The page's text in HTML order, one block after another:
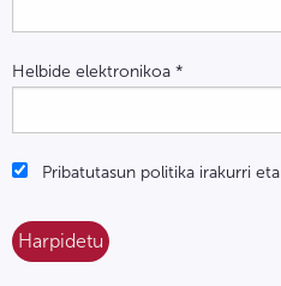
Helbide elektronikoa *
Pribatutasun politika irakurri